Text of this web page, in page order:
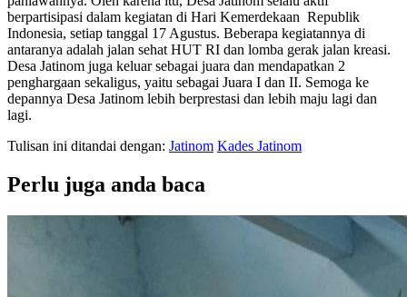
berpartisipasi dalam kegiatan di Hari Kemerdekaan Republik
Indonesia, setiap tanggal 17 Agustus. Beberapa kegiatannya di
antaranya adalah jalan sehat HUT RI dan lomba gerak jalan kreasi.
Desa Jatinom juga keluar sebagai juara dan mendapatkan 2
penghargaan sekaligus, yaitu sebagai Juara I dan II. Semoga ke
depannya Desa Jatinom lebih berprestasi dan lebih maju lagi dan
lagi.
Tulisan ini ditandai dengan: Jatinom Kades Jatinom
Perlu juga anda baca